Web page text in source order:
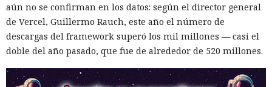
Otra corporación corre el riesgo de repetir la triste suerte de
sus predecesoras.
aún no se confirman en los datos: según el director general
de Vercel, Guillermo Rauch, este año el número de
descargas del framework superó los mil millones — casi el
doble del año pasado, que fue de alrededor de 520 millones.